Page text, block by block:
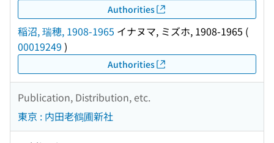
Authorities
稲沼, 瑞穂, 1908-1965 イナヌマ, ミズホ, 1908-1965 (
00019249 )
Authorities
Publication, Distribution, etc.
東京 : 内田老鶴圃新社